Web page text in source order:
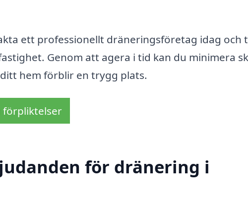
ett professionellt dräneringsföretag idag och
Genom att agera i tid kan du minimera
hem förblir en trygg plats.
förpliktelser
för dränering i